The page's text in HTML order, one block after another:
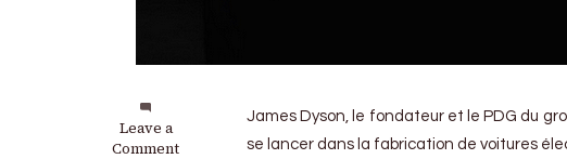
Leave a
Comment
on
Dyson
James Dyson, le fondateur et le PDG du
se lancer dans la fabrication de voitures